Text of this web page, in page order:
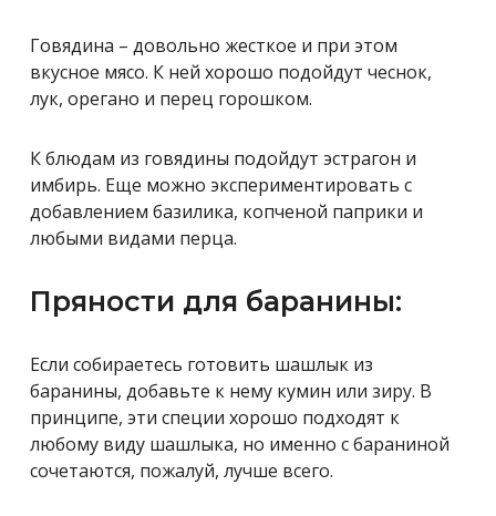
Говядина – довольно жесткое и при этом
вкусное мясо. К ней хорошо подойдут чеснок,
лук, орегано и перец горошком.
К блюдам из говядины подойдут эстрагон и
имбирь. Еще можно экспериментировать с
добавлением базилика, копченой паприки и
любыми видами перца.
Пряности для баранины:
Если собираетесь готовить шашлык из
баранины, добавьте к нему кумин или зиру. В
принципе, эти специи хорошо подходят к
любому виду шашлыка, но именно с бараниной
сочетаются, пожалуй, лучше всего.